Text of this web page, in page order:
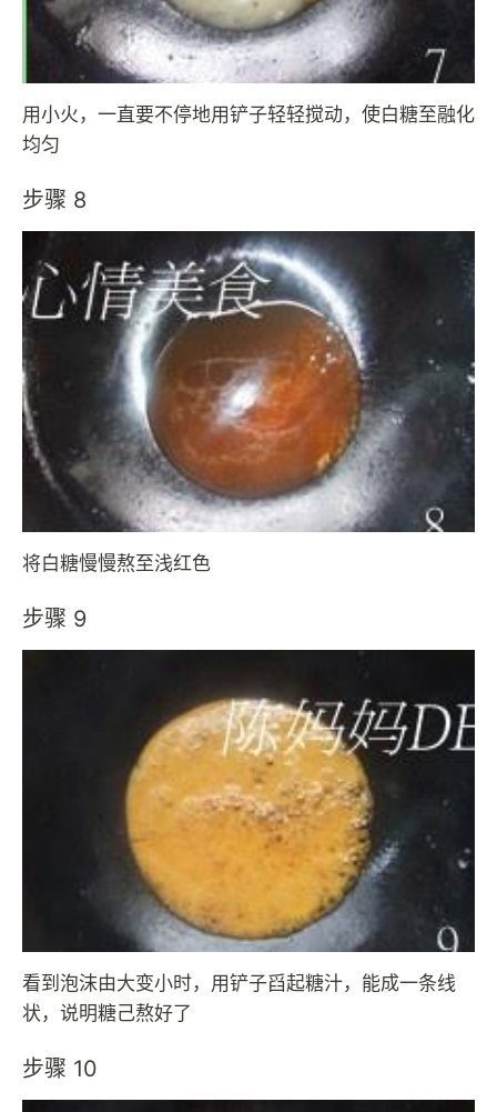
用小火，一直要不停地用铲子轻轻搅动，使白糖至融化
均匀
步骤 8
将白糖慢慢熬至浅红色
步骤 9
看到泡沫由大变小时，用铲子舀起糖汁，能成一条线
状，说明糖己熬好了
步骤 10